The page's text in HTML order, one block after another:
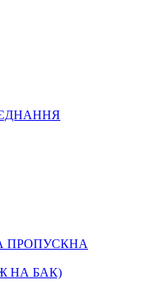
АКСЕСУАРІВ
ПРОПУСКНА
НА БАК)